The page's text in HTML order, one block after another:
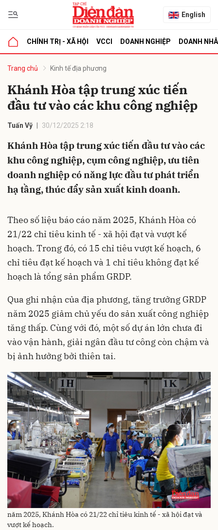
English
CHÍNH TRỊ - XÃ HỘI VCCI DOANH NGHIỆP DOANH
Trang chủ Kinh tế địa phương
Khánh Hòa tập trung xúc tiến
đầu tư vào các khu công nghiệp
Tuấn Vỹ 30/12/2025 2:18
Khánh Hòa tập trung xúc tiến đầu tư vào các
khu công nghiệp, cụm công nghiệp, ưu tiên
doanh nghiệp có năng lực đầu tư phát triển
hạ tầng, thúc đẩy sản xuất kinh doanh.
Theo số liệu báo cáo năm 2025, Khánh Hòa có
21/22 chỉ tiêu kinh tế - xã hội đạt và vượt kế
hoạch. Trong đó, có 15 chỉ tiêu vượt kế hoạch, 6
chỉ tiêu đạt kế hoạch và 1 chỉ tiêu không đạt kế
hoạch là tổng sản phẩm GRDP.
Qua ghi nhận của địa phương, tăng trưởng GRDP
năm 2025 giảm chủ yếu do sản xuất công nghiệp
tăng thấp. Cùng với đó, một số dự án lớn chưa đi
vào vận hành, giải ngân đầu tư công còn chậm và
bị ảnh hưởng bởi thiên tai.
năm 2025, Khánh Hòa có 21/22 chỉ tiêu kinh tế - xã hội đạt và
vượt kế hoạch.
luận
Hủy